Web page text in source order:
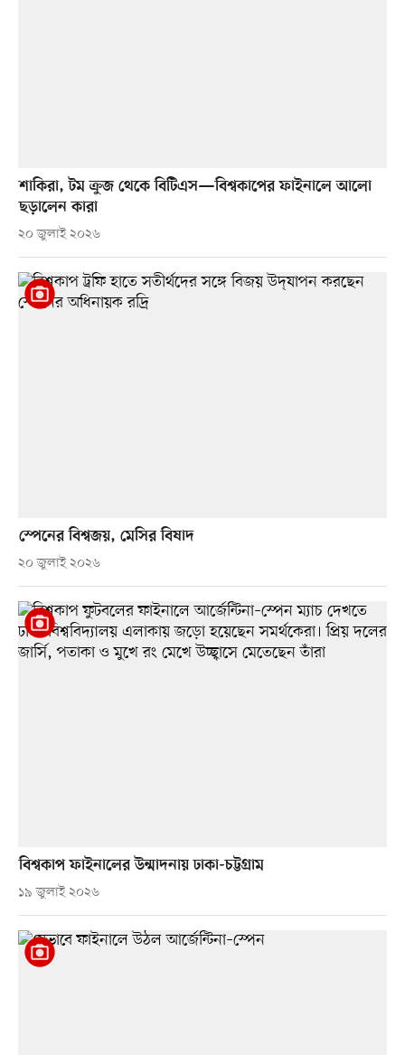
শাকিরা, টম ক্রুজ থেকে বিটিএস—বিশ্বকাপের ফাইনালে আলো
ছড়ালেন কারা
২০ জুলাই ২০২৬
স্পেনের বিশ্বজয়, মেসির বিষাদ
২০ জুলাই ২০২৬
বিশ্বকাপ ফাইনালের উন্মাদনায় ঢাকা-চট্টগ্রাম
১৯ জুলাই ২০২৬